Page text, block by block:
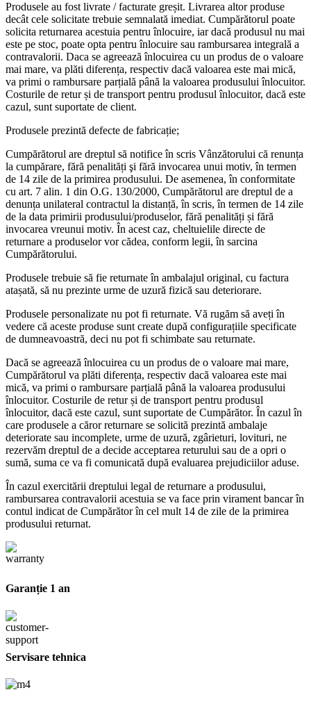
Produsele au fost livrate / facturate greșit. Livrarea altor produse
decât cele solicitate trebuie semnalată imediat. Cumpărătorul poate
solicita returnarea acestuia pentru înlocuire, iar dacă produsul nu mai
este pe stoc, poate opta pentru înlocuire sau rambursarea integrală a
contravalorii. Daca se agreează înlocuirea cu un produs de o valoare
mai mare, va plăti diferența, respectiv dacă valoarea este mai mică,
va primi o rambursare parțială până la valoarea produsului înlocuitor.
Costurile de retur și de transport pentru produsul înlocuitor, dacă este
cazul, sunt suportate de client.
Produsele prezintă defecte de fabricație;
Cumpărătorul are dreptul să notifice în scris Vânzătorului că renunța
la cumpărare, fără penalități şi fără invocarea unui motiv, în termen
de 14 zile de la primirea produsului. De asemenea, în conformitate
cu art. 7 alin. 1 din O.G. 130/2000, Cumpărătorul are dreptul de a
denunța unilateral contractul la distanță, în scris, în termen de 14 zile
de la data primirii produsului/produselor, fără penalități și fără
invocarea vreunui motiv. În acest caz, cheltuielile directe de
returnare a produselor vor cădea, conform legii, în sarcina
Cumpărătorului.
Produsele trebuie să fie returnate în ambalajul original, cu factura
atașată, să nu prezinte urme de uzură fizică sau deteriorare.
Produsele personalizate nu pot fi returnate. Vă rugăm să aveți în
vedere că aceste produse sunt create după configurațiile specificate
de dumneavoastră, deci nu pot fi schimbate sau returnate.
Dacă se agreează înlocuirea cu un produs de o valoare mai mare,
Cumpărătorul va plăti diferența, respectiv dacă valoarea este mai
mică, va primi o rambursare parțială până la valoarea produsului
înlocuitor. Costurile de retur și de transport pentru produsul
înlocuitor, dacă este cazul, sunt suportate de Cumpărător. În cazul în
care produsele a căror returnare se solicită prezintă ambalaje
deteriorate sau incomplete, urme de uzură, zgârieturi, lovituri, ne
rezervăm dreptul de a decide acceptarea returului sau de a opri o
sumă, suma ce va fi comunicată după evaluarea prejudiciilor aduse.
În cazul exercitării dreptului legal de returnare a produsului,
rambursarea contravalorii acestuia se va face prin virament bancar în
contul indicat de Cumpărător în cel mult 14 de zile de la primirea
produsului returnat.
Garanție 1 an
Servisare tehnica